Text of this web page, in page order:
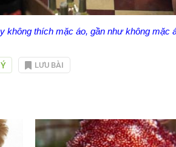
không thích mặc áo, gần như không mặc
LƯU BÀI